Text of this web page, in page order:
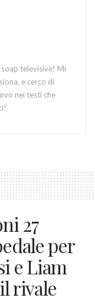
televisive! Mi
e cerco di
nei testi che
27
per
e Liam
rivale